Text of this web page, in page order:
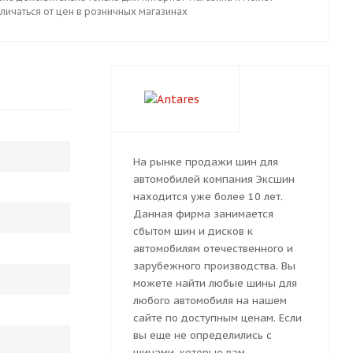
от цен в розничных магазинах
На рынке продажи шин для
автомобилей компания Эксшин
находится уже более 10 лет.
Данная фирма занимается
сбытом шин и дисков к
автомобилям отечественного и
зарубежного производства. Вы
можете найти любые шины для
любого автомобиля на нашем
сайте по доступным ценам. Если
вы еще не определились с